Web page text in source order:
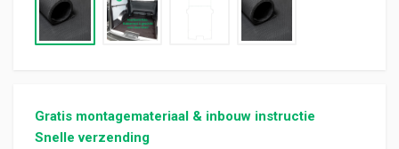
Gratis montagemateriaal & inbouw instructie
Snelle verzending